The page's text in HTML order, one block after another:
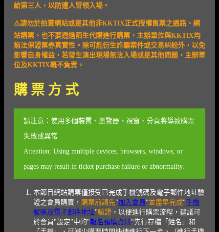
給第三人，以防遭人冒領入場。
⚠️請勿於拍賣網站或是其他非KKTIX正式授權售票之通路、網
站購票、也不要透過陌生代購進行購票，主辦單位與KKTIX均
無法保證票券真實性。除可能衍生詐騙案件或交易糾紛外，以免
影響自身權益，若發生演出現場無法入場或是其他問題，主辦單
位及KKTIX概不負責。
購 票 方 式
請注意：使用多個裝置、瀏覽器、視窗、分頁將導致購票
失敗或異常
Attention: Using multiple devices, browsers, windows, or
pages may result in ticket purchase failure or abnormality.
本節目網站購票僅接受已完成手機號碼及電子郵件地址驗
證之會員購買， 購票前請先"加入會員 "並盡早完成"手機
號碼及電子郵件地址"驗證 ，以便進行購票流程，建議可
於會員"設定"中的"報名預填資料"先行存檔「姓名」和